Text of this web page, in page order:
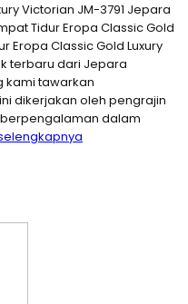
Victorian JM-3791 Jepara
Tidur Eropa Classic Gold
Eropa Classic Gold Luxury
terbaru dari Jepara
kami tawarkan
dikerjakan oleh pengrajin
dalam